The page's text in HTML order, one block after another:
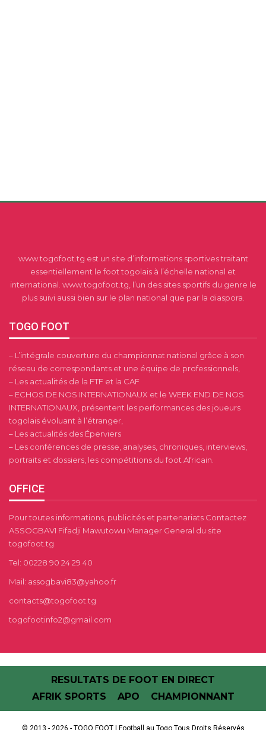
www.togofoot.tg est un site d’informations sportives traitant
essentiellement le foot togolais à l’échelle national et
international. www.togofoot.tg, l’un des sites sportifs du genre le
plus suivi aussi bien sur le plan national que par la diaspora.
TOGO FOOT
– L’intégrale couverture du championnat national grâce à son
réseau de correspondants et une équipe de professionnels,
– Les actualités de la FTF et la CAF
– ECHOS DE NOS INTERNATIONAUX et le WEEK END DE NOS
INTERNATIONAUX, présentent les performances des joueurs
togolais évoluant à l’étranger,
– Les actualités des Éperviers
– Les conférences de presse, analyses, chroniques, interviews,
portraits et dossiers, les compétitions du foot Africain.
OFFICE
Pour toutes informations, publicités et partenariats Contactez
ASSOGBAVI Fifadji Mawutowu Manager General du site
togofoot.tg
Tel: 00228 90 24 29 40
Mail: assogbavi83@yahoo.fr
contacts@togofoot.tg
togofootinfo2@gmail.com
RESULTATS DE FOOT EN DIRECT
AFRIK SPORTS
APO CHAMPIONNANT
© 2013 - 2026 - TOGO FOOT | Football au Togo.Tous Droits Réservés